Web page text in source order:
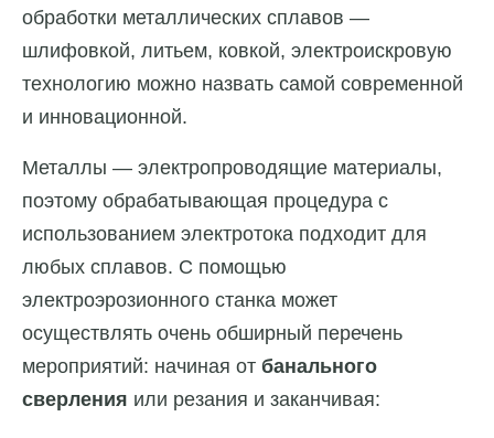
обработки металлических сплавов —
шлифовкой, литьем, ковкой, электроискровую
технологию можно назвать самой современной
и инновационной.
Металлы — электропроводящие материалы,
поэтому обрабатывающая процедура с
использованием электротока подходит для
любых сплавов. С помощью
электроэрозионного станка может
осуществлять очень обширный перечень
мероприятий: начиная от банального
сверления или резания и заканчивая: